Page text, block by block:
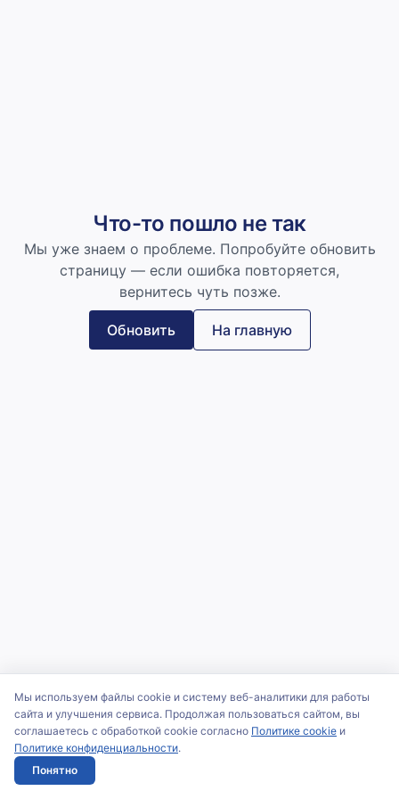
Что-то пошло не так
Мы уже знаем о проблеме. Попробуйте обновить
страницу — если ошибка повторяется,
вернитесь чуть позже.
Обновить На главную
Мы используем файлы cookie и систему веб-аналитики для работы
сайта и улучшения сервиса. Продолжая пользоваться сайтом, вы
соглашаетесь с обработкой cookie согласно Политике cookie и
Политике конфиденциальности.
Понятно